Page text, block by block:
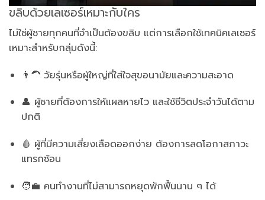
ขลิบด้วยเลเซอร์เหมาะกับใคร
ไม่ใช่ผู้ชายทุกคนที่จำเป็นต้องขลิบ แต่การเลือกใช้เทคนิคเลเซอร์
เหมาะสำหรับกลุ่มดังนี้:
👨‍🦱 วัยรุ่นหรือผู้ใหญ่ที่ใส่ใจสุขอนามัยและความสะอาด
👤 ผู้ชายที่ต้องการให้แผลหายไว และใช้ชีวิตประจำวันได้ตาม
ปกติ
🩸 ผู้ที่มีความเสี่ยงเลือดออกง่าย ต้องการลดโอกาสภาวะ
แทรกซ้อน
🧑‍💼 คนทำงานที่ไม่สามารถหยุดพักฟื้นนาน ๆ ได้